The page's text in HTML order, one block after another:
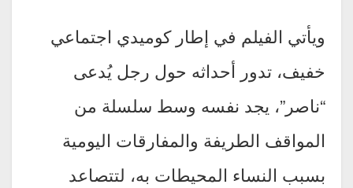
ويأتي الفيلم في إطار كوميدي اجتماعي
خفيف، تدور أحداثه حول رجل يُدعى
“ناصر”، يجد نفسه وسط سلسلة من
المواقف الطريفة والمفارقات اليومية
بسبب النساء المحيطات به، لتتصاعد